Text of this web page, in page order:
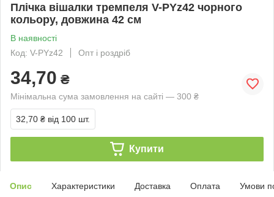
Плічка вішалки тремпеля V-PYz42 чорного
кольору, довжина 42 см
В наявності
Код: V-PYz42
Опт і роздріб
34,70 ₴
Мінімальна сума замовлення на сайті — 300 ₴
32,70 ₴ від 100 шт.
Купити
Опис Характеристики Доставка Оплата Умови